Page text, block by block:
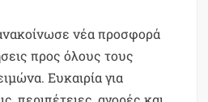
νέα προσφορά
προς όλους τους
Ευκαιρία για